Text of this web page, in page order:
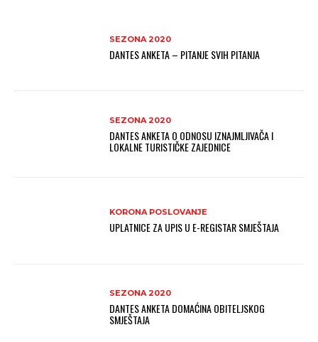
SEZONA 2020
DANTES ANKETA – PITANJE SVIH PITANJA
SEZONA 2020
DANTES ANKETA O ODNOSU IZNAJMLJIVAČA I
LOKALNE TURISTIČKE ZAJEDNICE
KORONA POSLOVANJE
UPLATNICE ZA UPIS U E-REGISTAR SMJEŠTAJA
SEZONA 2020
DANTES ANKETA DOMAĆINA OBITELJSKOG
SMJEŠTAJA